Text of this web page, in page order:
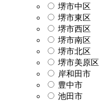
堺市中区
堺市東区
堺市西区
堺市南区
堺市北区
堺市美原区
岸和田市
豊中市
池田市